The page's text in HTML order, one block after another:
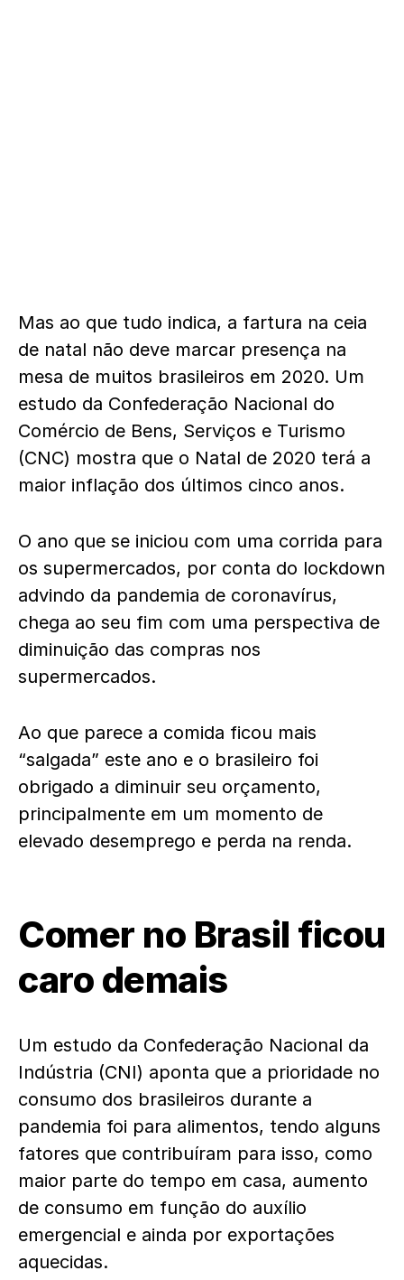
Mas ao que tudo indica, a fartura na ceia
de natal não deve marcar presença na
mesa de muitos brasileiros em 2020. Um
estudo da Confederação Nacional do
Comércio de Bens, Serviços e Turismo
(CNC) mostra que o Natal de 2020 terá a
maior inflação dos últimos cinco anos.
O ano que se iniciou com uma corrida para
os supermercados, por conta do lockdown
advindo da pandemia de coronavírus,
chega ao seu fim com uma perspectiva de
diminuição das compras nos
supermercados.
Ao que parece a comida ficou mais
“salgada” este ano e o brasileiro foi
obrigado a diminuir seu orçamento,
principalmente em um momento de
elevado desemprego e perda na renda.
Comer no Brasil ficou
caro demais
Um estudo da Confederação Nacional da
Indústria (CNI) aponta que a prioridade no
consumo dos brasileiros durante a
pandemia foi para alimentos, tendo alguns
fatores que contribuíram para isso, como
maior parte do tempo em casa, aumento
de consumo em função do auxílio
emergencial e ainda por exportações
aquecidas.